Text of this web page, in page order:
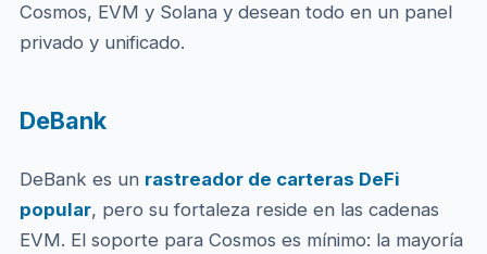
Cosmos, EVM y Solana y desean todo en un panel
privado y unificado.
DeBank
DeBank es un rastreador de carteras DeFi
popular, pero su fortaleza reside en las cadenas
EVM. El soporte para Cosmos es mínimo: la mayoría